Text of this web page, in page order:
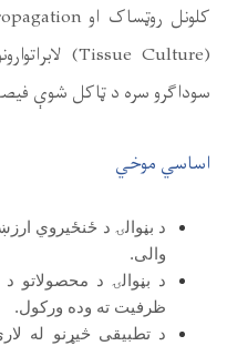
د انساجو د کښت
برخه کې له کرنیزو
وکړي.
آسانتیاوو ښه
لپاره ملي
کاروبارونو